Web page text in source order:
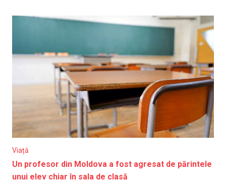
Viață
Un profesor din Moldova a fost agresat de părintele
unui elev chiar în sala de clasă